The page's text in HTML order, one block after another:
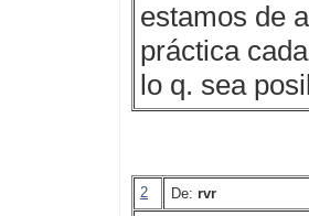
estamos de
práctica
lo q. sea
2 De: rvr